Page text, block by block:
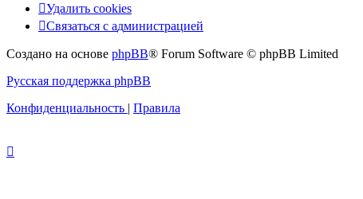
Удалить cookies
Связаться
администрацией
Связаться с администрацией
Создано на основе phpBB® Forum Software © phpBB Limited
Русская поддержка phpBB
Конфиденциальность | Правила